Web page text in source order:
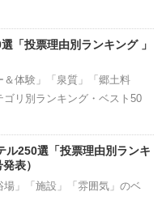
「投票理由別ランキング 」
＆体験」「泉質」「郷土料
リ別ランキング・ベスト50
ル250選「投票理由別ランキ
表）
場」「施設」「雰囲気」のベ